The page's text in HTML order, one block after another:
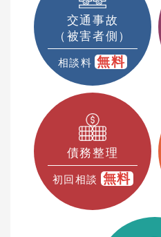
交通事故
（被害者側）
相談料 無料
債務整理
初回相談 無料